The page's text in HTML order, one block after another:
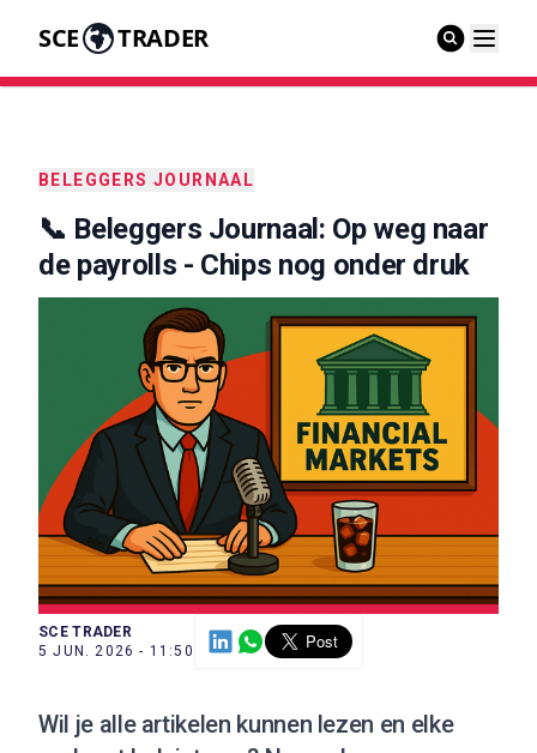
SCE TRADER
BELEGGERS JOURNAAL
📞 Beleggers Journaal: Op weg naar
de payrolls - Chips nog onder druk
SCE TRADER
5 JUN. 2026 - 11:50
Wil je alle artikelen kunnen lezen en elke